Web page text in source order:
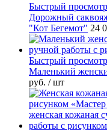
Быстрый просмотр
Дорожный
"Кот Бегемот" 24
Быстрый просмотр
Маленький
руб. / шт